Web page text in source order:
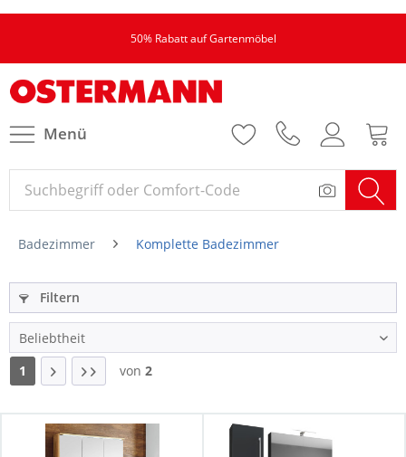
50% Rabatt auf Gartenmöbel
Menü
Badezimmer Komplette Badezimmer
Filtern
1 von 2